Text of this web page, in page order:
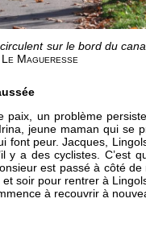
sur le bord du
Magueresse
paix, un problème
jeune maman qui se
font peur. Jacques,
y a des cyclistes. C’est
est passé à côté
soir pour rentrer à
à recouvrir à